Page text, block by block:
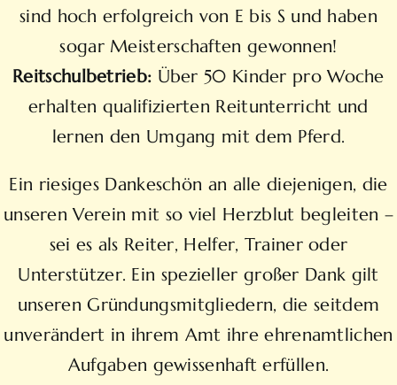
sind hoch erfolgreich von E bis S und haben
sogar Meisterschaften gewonnen!
Reitschulbetrieb: Über 50 Kinder pro Woche
erhalten qualifizierten Reitunterricht und
lernen den Umgang mit dem Pferd.
Ein riesiges Dankeschön an alle diejenigen, die
unseren Verein mit so viel Herzblut begleiten –
sei es als Reiter, Helfer, Trainer oder
Unterstützer. Ein spezieller großer Dank gilt
unseren Gründungsmitgliedern, die seitdem
unverändert in ihrem Amt ihre ehrenamtlichen
Aufgaben gewissenhaft erfüllen.